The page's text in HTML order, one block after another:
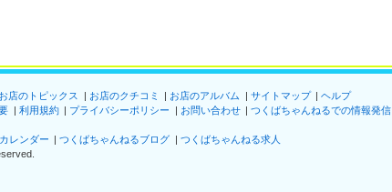
お店のトピックス お店のクチコミ お店のアルバム サイトマップ
ヘルプ
利用規約 プライバシーポリシー お問い合わせ つくばちゃんねるでの情報発信
レンダー つくばちゃんねるブログ
つくばちゃんねる求人